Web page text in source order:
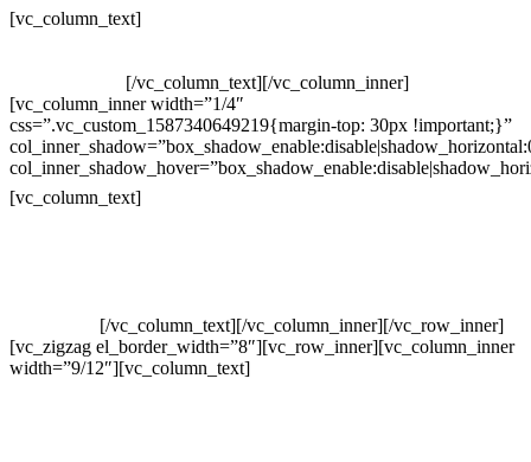
[vc_column_text]
[/vc_column_text][/vc_column_inner]
[vc_column_inner width=”1/4″
css=”.vc_custom_1587340649219{margin-top: 30px !important;}”
[vc_column_text]
[/vc_column_text][/vc_column_inner][/vc_row_inner]
[vc_zigzag el_border_width=”8″][vc_row_inner][vc_column_inner
width=”9/12″][vc_column_text]